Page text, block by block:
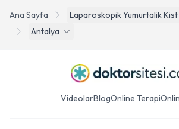
Ana Sayfa
Laparoskopik Yumurtalik Kist
Antalya
VideolarBlogOnline Terapi